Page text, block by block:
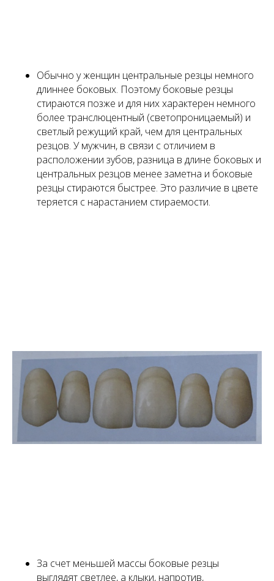
Обычно у женщин центральные резцы немного
длиннее боковых. Поэтому боковые резцы
стираются позже и для них характерен немного
более транслюцентный (светопроницаемый) и
светлый режущий край, чем для центральных
резцов. У мужчин, в связи с отличием в
расположении зубов, разница в длине боковых и
центральных резцов менее заметна и боковые
резцы стираются быстрее. Это различие в цвете
теряется с нарастанием стираемости.
За счет меньшей массы боковые резцы
выглядят светлее, а клыки, напротив,